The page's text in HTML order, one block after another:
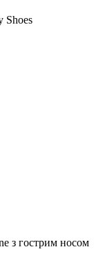
Shoes
з гострим носом